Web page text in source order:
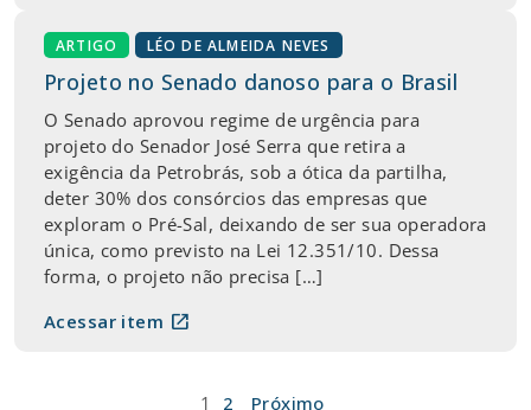
ARTIGO LÉO DE ALMEIDA NEVES
Projeto no Senado danoso para o Brasil
O Senado aprovou regime de urgência para
projeto do Senador José Serra que retira a
exigência da Petrobrás, sob a ótica da partilha,
deter 30% dos consórcios das empresas que
exploram o Pré-Sal, deixando de ser sua operadora
única, como previsto na Lei 12.351/10. Dessa
forma, o projeto não precisa […]
Acessar item open_in_new
Paginação
1 2 Próximo